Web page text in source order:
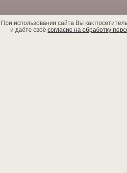
При использовании сайта Вы как
и даёте своё согласие на обработку